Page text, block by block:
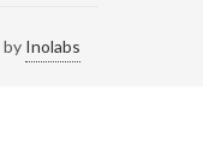
by Inolabs